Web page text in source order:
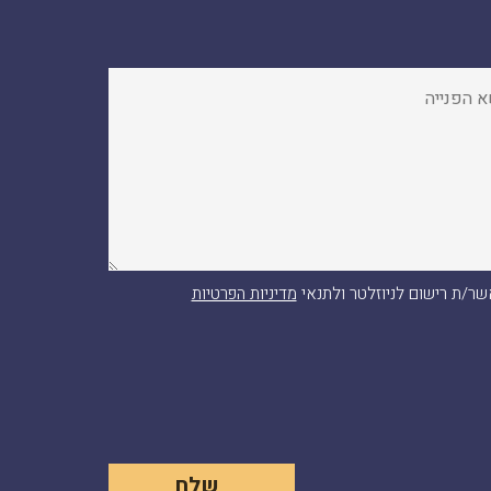
ת רישום לניוזלטר ולתנאי מדיניות הפרטיות